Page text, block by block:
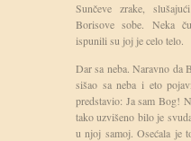
Sunčeve zrake,
Borisove sobe. Neka
ispunili su joj je celo telo.
Dar sa neba. Naravno da
sišao sa neba i eto
predstavio: Ja sam Bog!
tako uzvišeno bilo je
u njoj samoj. Osećala je